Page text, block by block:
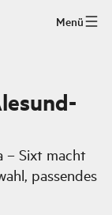
Menü
– Sixt macht
passendes